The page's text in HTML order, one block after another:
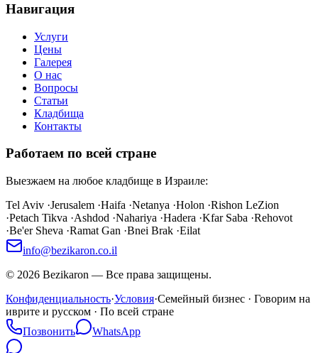
Навигация
Услуги
Цены
Галерея
О нас
Вопросы
Статьи
Кладбища
Контакты
Работаем по всей стране
Выезжаем на любое кладбище в Израиле:
Tel Aviv ·Jerusalem ·Haifa ·Netanya ·Holon ·Rishon LeZion
·Petach Tikva ·Ashdod ·Nahariya ·Hadera ·Kfar Saba ·Rehovot
·Be'er Sheva ·Ramat Gan ·Bnei Brak ·Eilat
info@bezikaron.co.il
© 2026 Bezikaron — Все права защищены.
Конфиденциальность·Условия·Семейный бизнес · Говорим на
иврите и русском · По всей стране
Позвонить
WhatsApp